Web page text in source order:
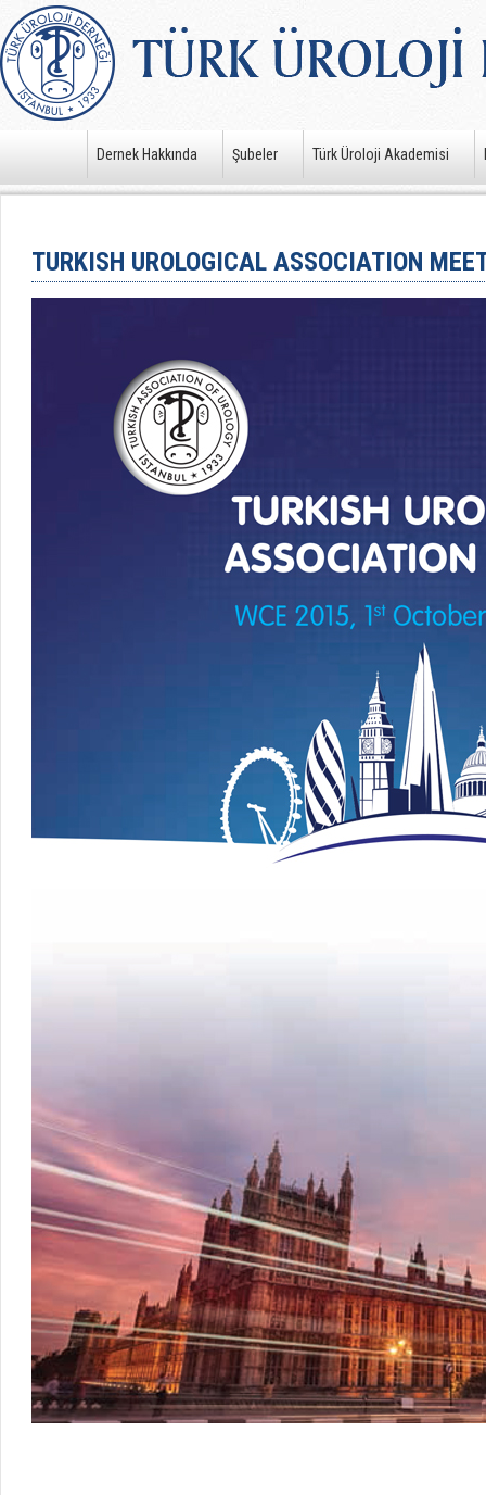
Dernek Hakkında Şubeler Türk Üroloji Akademisi
TURKISH UROLOGICAL ASSOCIATION